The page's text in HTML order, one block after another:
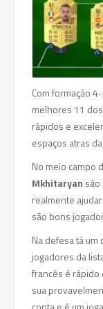
Com formação
melhores 11
rápidos e
espaços atras
No meio campo
Mkhitaryan
realmente
são bons
Na defesa tá
jogadores da
francês é rápido
sua